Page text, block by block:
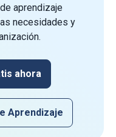
aprendizaje
necesidades y
ahora
Aprendizaje